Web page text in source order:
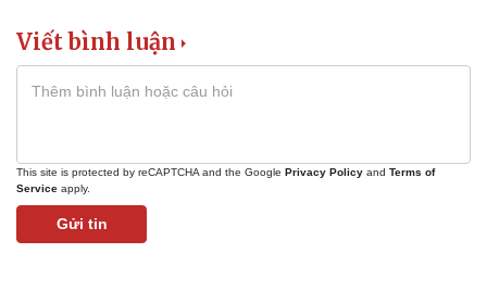
Viết bình luận
This site is protected by reCAPTCHA and the Google Privacy Policy and Terms of
Service apply.
Gửi tin